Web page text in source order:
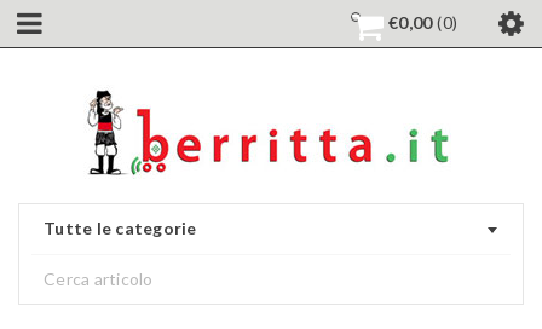
€0,00 0
Tutte le categorie